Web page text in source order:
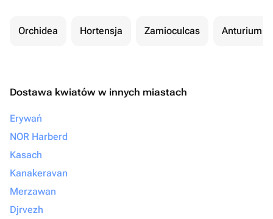
Orchidea Hortensja Zamioculcas Anturium
Dostawa kwiatów w innych miastach
Erywań
NOR Harberd
Kasach
Kanakeravan
Merzawan
Djrvezh